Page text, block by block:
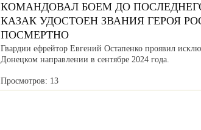
КОМАНДОВАЛ БОЕМ ДО
КАЗАК УДОСТОЕН ЗВАНИЯ ГЕРОЯ
ПОСМЕРТНО
Гвардии ефрейтор Евгений Остапенко проявил
Донецком направлении в сентябре 2024 года.
Просмотров: 13